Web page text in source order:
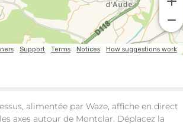
alimentée par Waze, affiche en direct
axes autour de Montclar. Déplacez la